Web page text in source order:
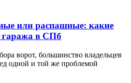
или распашные: какие
гаража в СПб
ворот, большинство владельцев
одной и той же проблемой